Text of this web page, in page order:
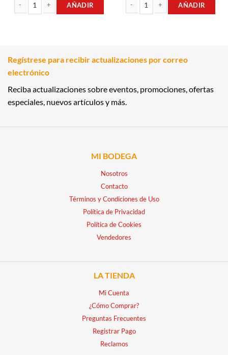
AÑADIR AÑADIR
Regístrese para recibir actualizaciones por correo
electrónico
Reciba actualizaciones sobre eventos, promociones, ofertas
especiales, nuevos artículos y más.
MI BODEGA
Nosotros
Contacto
Términos y Condiciones de Uso
Política de Privacidad
Política de Cookies
Vendedores
LA TIENDA
Mi Cuenta
¿Cómo Comprar?
Preguntas Frecuentes
Registrar Pago
Reclamos